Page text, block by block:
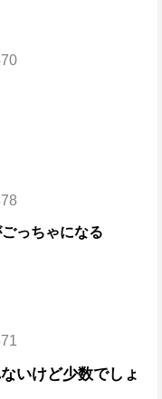
っちゃになる
いけど少数でしょ